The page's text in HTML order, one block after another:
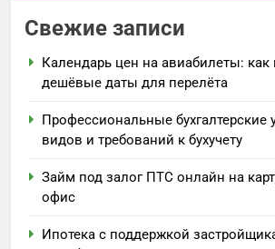
Свежие записи
Календарь цен на авиабилеты:
дешёвые даты для перелёта
Профессиональные бухгалтерские
видов и требований к бухучету
Займ под залог ПТС онлайн на
офис
Ипотека с поддержкой